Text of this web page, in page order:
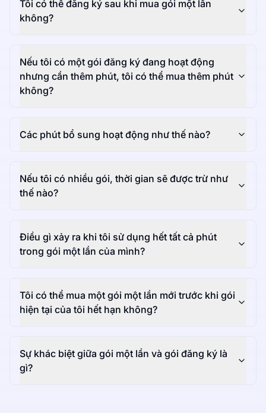
Tôi có thể đăng ký sau khi mua gói một lần
không?
Nếu tôi có một gói đăng ký đang hoạt động
nhưng cần thêm phút, tôi có thể mua thêm phút
không?
Các phút bổ sung hoạt động như thế nào?
Nếu tôi có nhiều gói, thời gian sẽ được trừ như
thế nào?
Điều gì xảy ra khi tôi sử dụng hết tất cả phút
trong gói một lần của mình?
Tôi có thể mua một gói một lần mới trước khi gói
hiện tại của tôi hết hạn không?
Sự khác biệt giữa gói một lần và gói đăng ký là
gì?